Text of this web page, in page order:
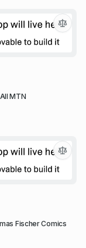
MTN
Fischer Comics